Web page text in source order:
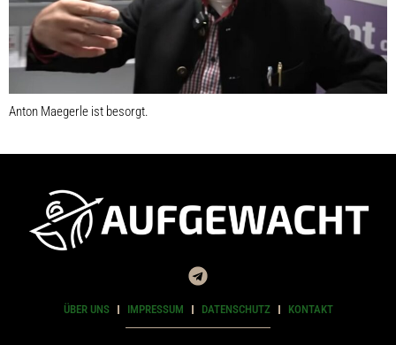
Anton Maegerle ist besorgt.
ÜBER UNS IMPRESSUM DATENSCHUTZ KONTAKT